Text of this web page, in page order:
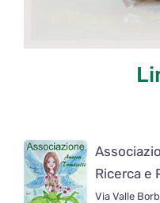
Ricerca e
Via Valle